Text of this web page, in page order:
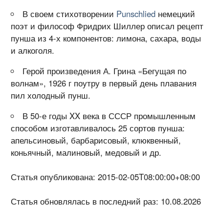
В своем стихотворении Punschlied немецкий
поэт и философ Фридрих Шиллер описал рецепт
пунша из 4-х компонентов: лимона, сахара, воды
и алкоголя.
Герой произведения А. Грина «Бегущая по
волнам», 1926 г поутру в первый день плавания
пил холодный пунш.
В 50-е годы XX века в СССР промышленным
способом изготавливалось 25 сортов пунша:
апельсиновый, барбарисовый, клюквенный,
коньячный, малиновый, медовый и др.
Статья опубликована: 2015-02-05T08:00:00+08:00
Статья обновлялась в последний раз: 10.08.2026